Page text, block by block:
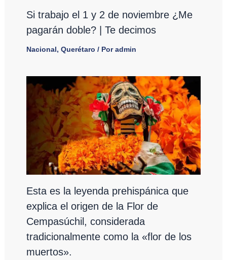
Si trabajo el 1 y 2 de noviembre ¿Me
pagarán doble? | Te decimos
Nacional, Querétaro / Poradmin
Esta es la leyenda prehispánica que
explica el origen de la Flor de
Cempasúchil, considerada
tradicionalmente como la «flor de los
muertos».